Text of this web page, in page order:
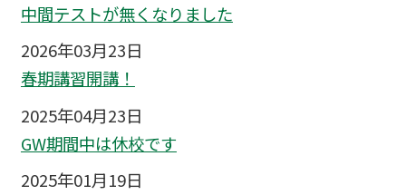
中間テストが無くなりました
2026年03月23日
春期講習開講！
2025年04月23日
GW期間中は休校です
2025年01月19日